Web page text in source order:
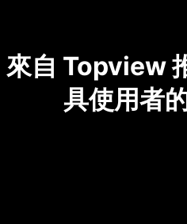
來自 Topview
具使用者